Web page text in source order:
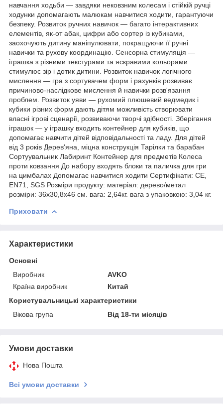
навчання ходьби — завдяки нековзним колесам і стійкій ручці
ходунки допомагають малюкам навчитися ходити, гарантуючи
безпеку. Розвиток ручних навичок — багато інтерактивних
елементів, як-от абак, цифри або сортер із кубиками,
заохочують дитину маніпулювати, покращуючи її ручні
навички та рухову координацію. Сенсорна стимуляція —
іграшка з різними текстурами та яскравими кольорами
стимулює зір і дотик дитини. Розвиток навичок логічного
мислення — гра з сортувачем форм і рахунків розвиває
причиново-наслідкове мислення й навички розв'язання
проблем. Розвиток уяви — рухомий плюшевий ведмедик і
кубики різних форм дають дітям можливість створювати
власні ігрові сценарії, розвиваючи творчі здібності. Зберігання
іграшок — у іграшку входить контейнер для кубиків, що
допомагає навчити дітей відповідальності та ладу. Для дітей
від 3 років Дерев'яна, міцна конструкція Тарілки та барабан
Сортуувальник Лабиринт Контейнер для предметів Колеса
проти ковзання До набору входять блоки та паличка для гри
на цимбалах Допомагає навчитися ходити Сертифікати: CE,
EN71, SGS Розміри продукту: матеріал: дерево/метал
розміри: 36х30,8x46 см. вага: 2,64кг. вага з упаковкою: 3,04 кг.
Приховати
Характеристики
Основні
Виробник
AVKO
Країна виробник
Китай
Користувальницькі характеристики
Вікова група
Від 18-ти місяців
Умови доставки
Нова Пошта
Всі умови доставки